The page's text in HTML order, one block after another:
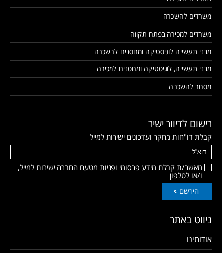
משרדים להשכרה
משרדים למכירה בפתח תקווה
מבני תעשייה לוגיסטיקה ומחסנים להשכרה
מבני תעשייה, לוגיסטיקה ומחסנים למכירה
מסחר להשכרה
רישום לדיוור ישיר
קבלת דו"חות מחקר ועדכונים ישירות למייל
מאשר/ת קבלת מידע פרסומי ופניות מטעם החברה ישירות למייל,
ו/או לטלפון
הירשם
ניווט באתר
אודותינו